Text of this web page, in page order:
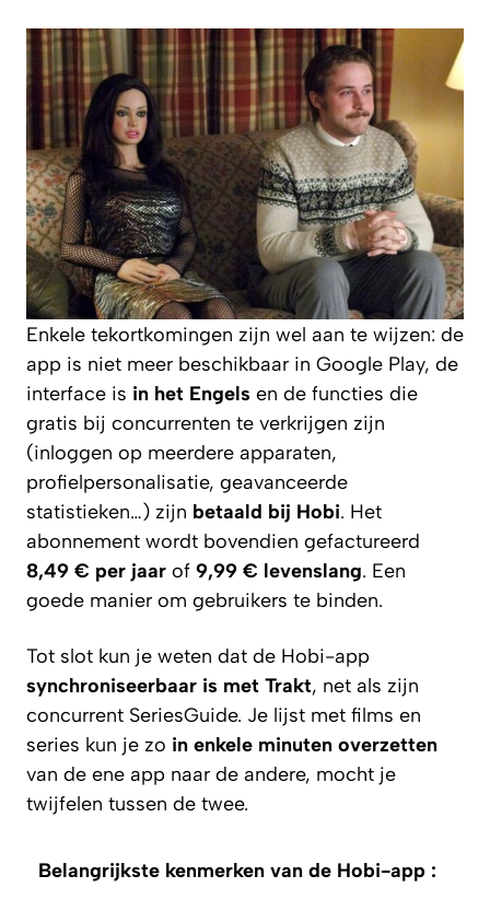
Enkele tekortkomingen zijn wel aan te wijzen: de
app is niet meer beschikbaar in Google Play, de
interface is in het Engels en de functies die
gratis bij concurrenten te verkrijgen zijn
(inloggen op meerdere apparaten,
profielpersonalisatie, geavanceerde
statistieken…) zijn betaald bij Hobi. Het
abonnement wordt bovendien gefactureerd
8,49 € per jaar of 9,99 € levenslang. Een
goede manier om gebruikers te binden.
Tot slot kun je weten dat de Hobi-app
synchroniseerbaar is met Trakt, net als zijn
concurrent SeriesGuide. Je lijst met films en
series kun je zo in enkele minuten overzetten
van de ene app naar de andere, mocht je
twijfelen tussen de twee.
Belangrijkste kenmerken van de Hobi-app :